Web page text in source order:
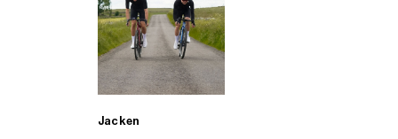
Jacken
ALLE TRIATHLONARTIKEL FÜR MÄNNER KAUFEN